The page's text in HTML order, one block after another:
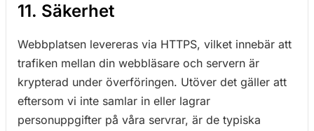
11. Säkerhet
Webbplatsen levereras via HTTPS, vilket innebär att
trafiken mellan din webbläsare och servern är
krypterad under överföringen. Utöver det gäller att
eftersom vi inte samlar in eller lagrar
personuppgifter på våra servrar, är de typiska